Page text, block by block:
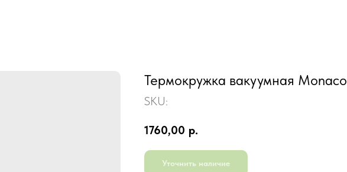
Термокружка вакуумная Monaco
SKU:
1760,00 р.
Уточнить наличие